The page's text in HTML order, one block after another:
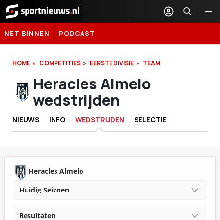
Sportnieuws.nl
NET BINNEN PODCAST
HOME COMPETITIES EERSTE DIVISIE TEAM
Heracles Almelo
wedstrijden
NIEUWS INFO WEDSTRIJDEN SELECTIE